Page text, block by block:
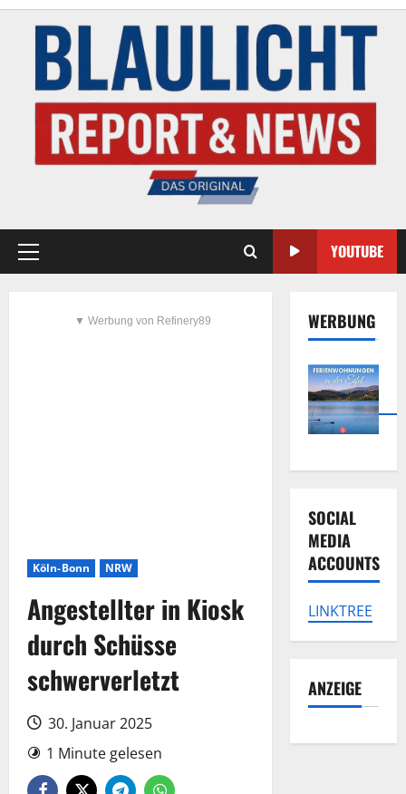
YOUTUBE
▼ Werbung von Refinery89
Köln-Bonn NRW
Angestellter in Kiosk
durch Schüsse
schwerverletzt
30. Januar 2025
1 Minute gelesen
WERBUNG
SOCIAL
MEDIA
ACCOUNTS
LINKTREE
ANZEIGE